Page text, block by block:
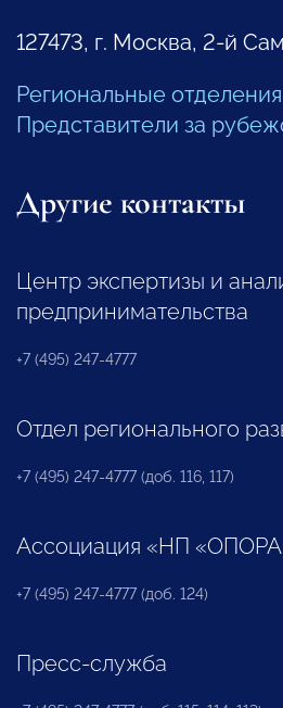
127473, г. Москва, 2-й
Региональные отделения
Представители за
Другие контакты
Центр экспертизы и
предпринимательства
+7 (495) 247-4777
Отдел регионального
+7 (495) 247-4777 (доб. 116, 117)
Ассоциация «НП
+7 (495) 247-4777 (доб. 124)
Пресс-служба